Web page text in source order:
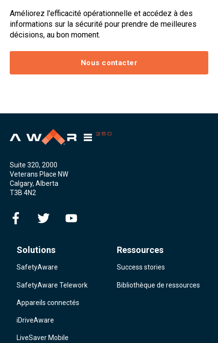
Améliorez l'efficacité opérationnelle et accédez à des
informations sur la sécurité pour prendre de meilleures
décisions, au bon moment.
Nous contacter
Suite 320, 2000
Veterans Place NW
Calgary, Alberta
T3B 4N2
Solutions
SafetyAware
SafetyAware Telework
Appareils connectés
iDriveAware
LiveSaver Mobile
Ressources
Success stories
Bibliothèque de ressources